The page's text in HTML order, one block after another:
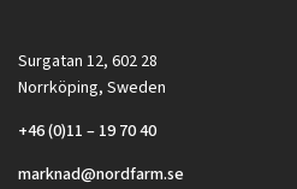
Surgatan 12, 602 28
Norrköping, Sweden
+46 (0)11 – 19 70 40
marknad@nordfarm.se